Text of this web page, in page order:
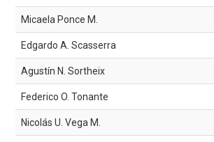
Micaela Ponce M.
Edgardo A. Scasserra
Agustín N. Sortheix
Federico O. Tonante
Nicolás U. Vega M.